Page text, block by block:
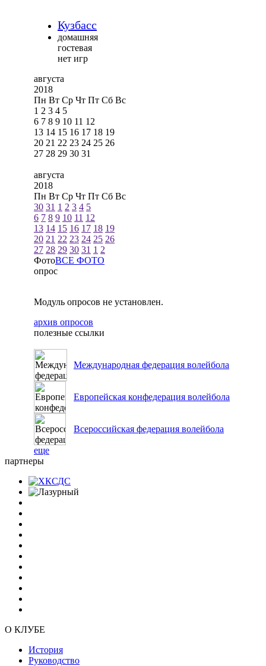
Кузбасс
домашняя
гостевая
нет игр
августа
2018
Пн Вт Ср Чт Пт Сб Вс
1 2 3 4 5
6 7 8 9 10 11 12
13 14 15 16 17 18 19
20 21 22 23 24 25 26
27 28 29 30 31
августа
2018
Пн Вт Ср Чт Пт Сб Вс
30 31 1 2 3 4 5
6 7 8 9 10 11 12
13 14 15 16 17 18 19
20 21 22 23 24 25 26
27 28 29 30 31 1 2
ФотоВСЕ ФОТО
опрос
Модуль опросов не установлен.
архив опросов
полезные ссылки
Международная федерация волейбола
Европейская конфедерация волейбола
Всероссийская федерация волейбола
еще
партнеры
О КЛУБЕ
История
Руководство